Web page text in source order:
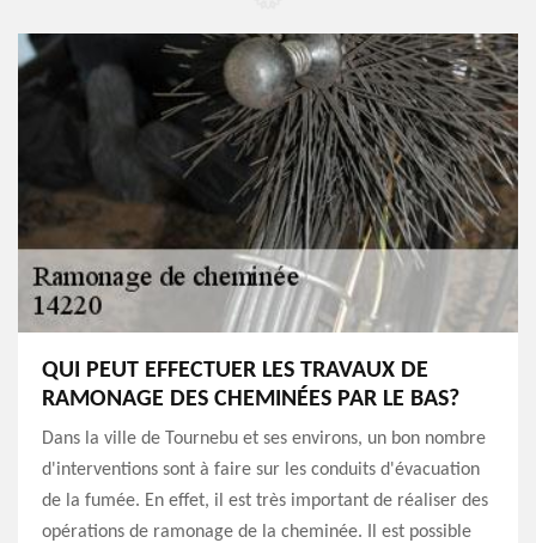
QUI PEUT EFFECTUER LES TRAVAUX DE
RAMONAGE DES CHEMINÉES PAR LE BAS?
Dans la ville de Tournebu et ses environs, un bon nombre
d'interventions sont à faire sur les conduits d'évacuation
de la fumée. En effet, il est très important de réaliser des
opérations de ramonage de la cheminée. Il est possible